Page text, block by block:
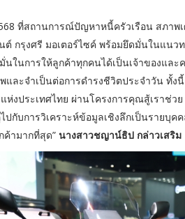
ที่สถานการณ์ปัญหาหนี้ครัวเรือน สภาพ
ต์ กรุงศรี มอเตอร์ไซค์ พร้อมยึดมั่นในแนว
นในการให้ลูกค้าทุกคนได้เป็นเจ้าของและ
และจำเป็นต่อการดำรงชีวิตประจำวัน ทั้ง
ห่งประเทศไทย ผ่านโครงการคุณสู้เราช่ว
ปกับการวิเคราะห์ข้อมูลเชิงลึกเป็นรายบุ
ค้ามากที่สุด” นางสาวชญาน์ธิป กล่าวเสริม